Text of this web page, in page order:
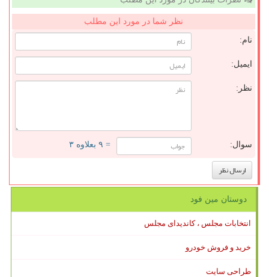
نظر شما در مورد این مطلب
نام:
ایمیل:
نظر:
سوال: = ۹ بعلاوه ۳
دوستان مین فود
انتخابات مجلس ، کاندیدای مجلس
خرید و فروش خودرو
طراحی سایت